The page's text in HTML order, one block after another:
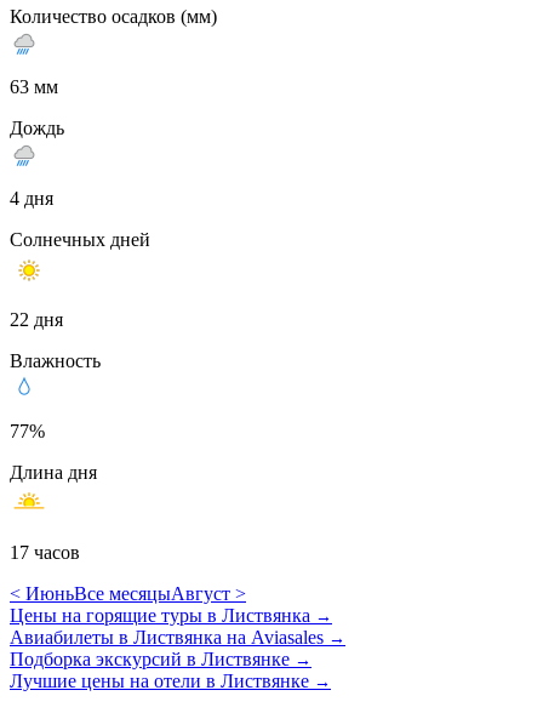
Количество осадков (мм)
63 мм
Дождь
4 дня
Солнечных дней
22 дня
Влажность
77%
Длина дня
17 часов
< ИюньВсе месяцыАвгуст >
Цены на горящие туры в Листвянка →
Авиабилеты в Листвянка на Aviasales →
Подборка экскурсий в Листвянке →
Лучшие цены на отели в Листвянке →